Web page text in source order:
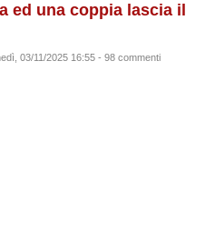
ed una coppia lascia il
03/11/2025 16:55 - 98 commenti